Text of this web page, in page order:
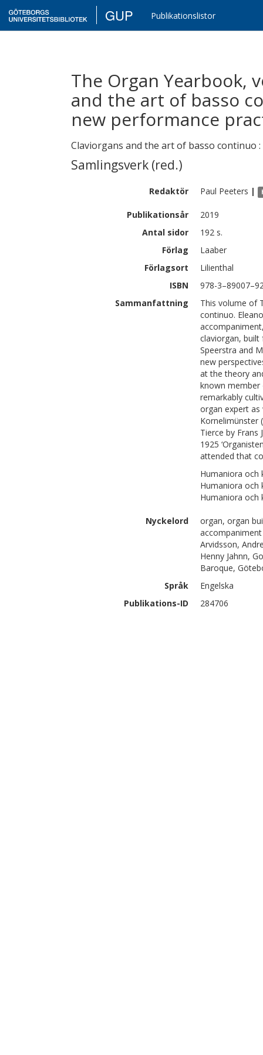
GUP Publikationslistor
The Organ Yearbook,
and the art of basso
new performance
Claviorgans and the art of basso continuo
Samlingsverk (red.)
Redaktör Paul Peeters |
Publikationsår
2019
Antal sidor
192 s.
Förlag
Laaber
Förlagsort
Lilienthal
ISBN
978-
Sammanfattning
This volume of
continuo.
claviorgan, built
Speerstra and
new
at the theory
known member
remarkably
organ expert
Kornelimünster
Tierce by Frans
1925
attended that
Humaniora
Humaniora
Humaniora
Nyckelord
organ, organ
Arvidsson,
Henny Jahnn,
Baroque,
Språk
Engelska
Publikations-ID
284706